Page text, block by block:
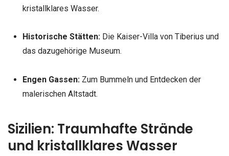
kristallklares Wasser.
Historische Stätten:Die Kaiser-Villa von Tiberius und
das dazugehörige Museum.
Engen Gassen:Zum Bummeln und Entdecken der
malerischen Altstadt.
Sizilien: Traumhafte Strände
und kristallklares Wasser